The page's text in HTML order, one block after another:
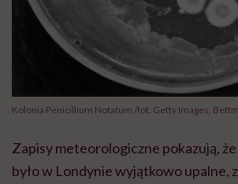
Kolonia Penicillium Notatum /fot. Getty Images,
Zapisy meteorologiczne pokazują,
było w Londynie wyjątkowo upalne,